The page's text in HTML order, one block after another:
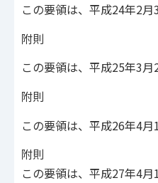
この要領は、平成24年2月
附則
この要領は、平成25年3月
附則
この要領は、平成26年4月
附則
この要領は、平成27年4月